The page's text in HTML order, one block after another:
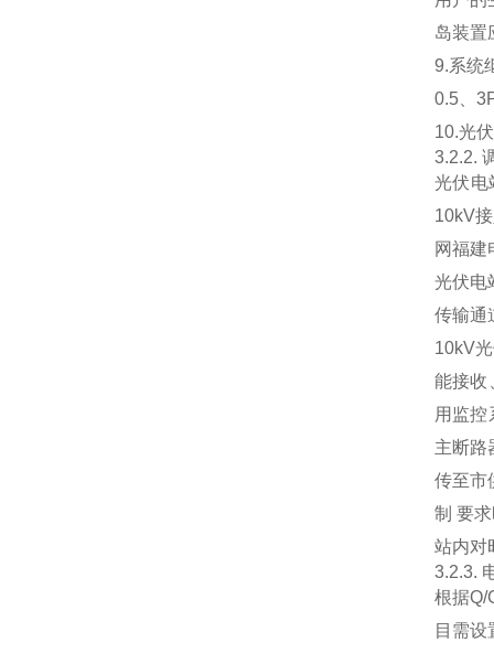
岛装置
9.系统
0.5、
10.光
3.2.2.
光伏电
10kV
网福建
光伏电
传输通
10kV
能接收
用监
主断路
传至市
制 要
站内对
3.2.3.
根据Q/
目需